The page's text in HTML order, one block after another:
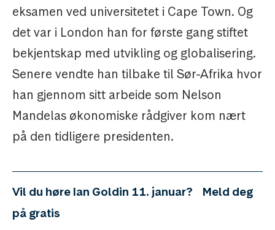
eksamen ved universitetet i Cape Town. Og
det var i London han for første gang stiftet
bekjentskap med utvikling og globalisering.
Senere vendte han tilbake til Sør-Afrika hvor
han gjennom sitt arbeide som Nelson
Mandelas økonomiske rådgiver kom nært
på den tidligere presidenten.
Vil du høre Ian Goldin 11. januar?
Meld deg
på gratis